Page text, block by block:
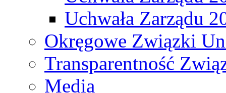
Uchwała Zarządu
Okręgowe Związki
Transparentność
Media